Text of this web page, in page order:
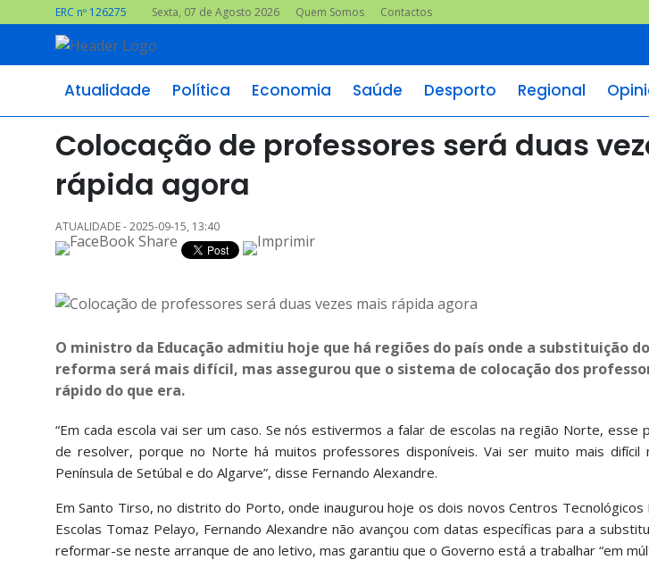
ERC nº 126275 Sexta, 07 de Agosto 2026 Quem Somos Contactos
Atualidade Política Economia Saúde Desporto Regional
Colocação de professores será duas
rápida agora
ATUALIDADE - 2025-09-15, 13:40
O ministro da Educação admitiu hoje que há regiões do país onde a substituição
reforma será mais difícil, mas assegurou que o sistema de colocação dos
rápido do que era.
“Em cada escola vai ser um caso. Se nós estivermos a falar de escolas na região Norte, esse
de resolver, porque no Norte há muitos professores disponíveis. Vai ser muito mais difícil
Península de Setúbal e do Algarve”, disse Fernando Alexandre.
Em Santo Tirso, no distrito do Porto, onde inaugurou hoje os dois novos Centros
Escolas Tomaz Pelayo, Fernando Alexandre não avançou com datas específicas para a
reformar-se neste arranque de ano letivo, mas garantiu que o Governo está a trabalhar “em